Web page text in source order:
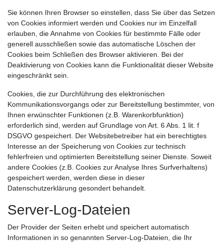
Sie können Ihren Browser so einstellen, dass Sie über das Setzen
von Cookies informiert werden und Cookies nur im Einzelfall
erlauben, die Annahme von Cookies für bestimmte Fälle oder
generell ausschließen sowie das automatische Löschen der
Cookies beim Schließen des Browser aktivieren. Bei der
Deaktivierung von Cookies kann die Funktionalität dieser Website
eingeschränkt sein.
Cookies, die zur Durchführung des elektronischen
Kommunikationsvorgangs oder zur Bereitstellung bestimmter, von
Ihnen erwünschter Funktionen (z.B. Warenkorbfunktion)
erforderlich sind, werden auf Grundlage von Art. 6 Abs. 1 lit. f
DSGVO gespeichert. Der Websitebetreiber hat ein berechtigtes
Interesse an der Speicherung von Cookies zur technisch
fehlerfreien und optimierten Bereitstellung seiner Dienste. Soweit
andere Cookies (z.B. Cookies zur Analyse Ihres Surfverhaltens)
gespeichert werden, werden diese in dieser
Datenschutzerklärung gesondert behandelt.
Server-Log-Dateien
Der Provider der Seiten erhebt und speichert automatisch
Informationen in so genannten Server-Log-Dateien, die Ihr